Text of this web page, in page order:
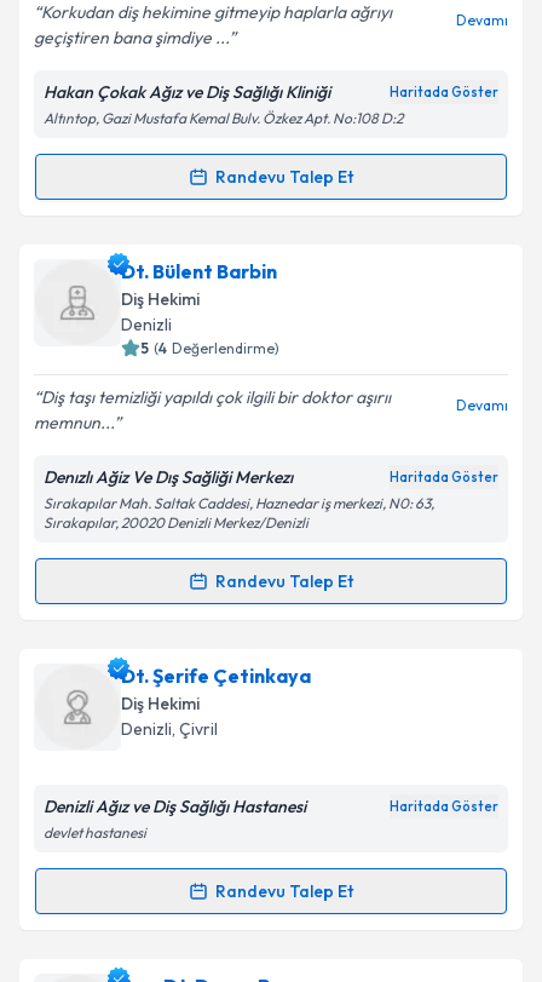
Kişisel verilerimin işlenmesine ilişkin
Aydınlatma
Metni'ni okudum ve kişisel verilerimin belirtilen
kapsamda işlenmesini kabul ediyorum.
Korkudan diş hekimine gitmeyip haplarla ağrıyı
geçiştiren bana şimdiye ...
Devamı
Hakan Çokak Ağız ve Diş Sağlığı Kliniği Haritada Göster
Altıntop, Gazi Mustafa Kemal Bulv. Özkez Apt. No:108 D:2
Randevu Talep Et
Randevu Takvimi Talebi
Dt. Gülşah Uçar için randevu takvimi talebi oluşturun.
Size bu uzmandan randevu almanız için bir takvim
hazırlandığında e-posta ile bilgilendireceğiz.
Kişisel verilerimin işlenmesine ilişkin
Aydınlatma
Metni'ni okudum ve kişisel verilerimin belirtilen
kapsamda işlenmesini kabul ediyorum.
Takvim Talebini Gönder
Dt. Bülent Barbin
Diş Hekimi
Denizli
5 (4 Değerlendirme)
Diş taşı temizliği yapıldı çok ilgili bir doktor aşırıı
memnun...
Devamı
Denızlı Ağiz Ve Dış Sağliği Merkezı Haritada Göster
Sırakapılar Mah. Saltak Caddesi, Haznedar iş merkezi, N0: 63,
Sırakapılar, 20020 Denizli Merkez/Denizli
Randevu Talep Et
Randevu Takvimi Talebi
Dt. Bülent Barbiniçin randevu takvimi talebi
oluşturun. Size bu uzmandan randevu almanız için bir
takvim hazırlandığında e-posta ile bilgilendireceğiz.
Kişisel verilerimin işlenmesine ilişkin
Metni'ni okudum ve kişisel verilerimin belirtilen
Dt. Şerife Çetinkaya
Diş Hekimi
Denizli, Çivril
Denizli Ağız ve Diş Sağlığı Hastanesi Haritada Göster
devlet hastanesi
Randevu Talep Et
Randevu Takvimi Talebi